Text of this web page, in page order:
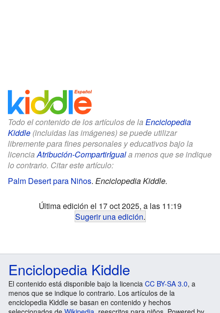
Todo el contenido de los artículos de la Enciclopedia
Kiddle (incluidas las imágenes) se puede utilizar
libremente para fines personales y educativos bajo la
licenciaAtribución-CompartirIguala menos que se indique
lo contrario. Citar este artículo:
Palm Desert para Niños. Enciclopedia Kiddle.
Última edición el 17 oct 2025, a las 11:19
Sugerir una edición.
Enciclopedia Kiddle
El contenido está disponible bajo la licencia CC BY-SA 3.0, a
menos que se indique lo contrario. Los artículos de la
enciclopedia Kiddle se basan en contenido y hechos